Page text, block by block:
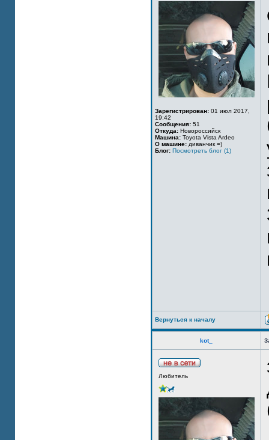
Зарегистрирован: 01 июл 2017,
19:42
Сообщения: 51
Откуда: Новороссийск
Машина: Toyota Vista Ardeo
О машине: диванчик =)
Блог: Посмотреть блог (1)
Вернуться к началу
kot_
Любитель